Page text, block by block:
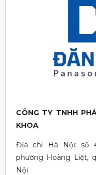
CÔNG TY TNHH
KHOA
Địa chỉ Hà Nội: số
phường Hoàng Liệt,
Nội